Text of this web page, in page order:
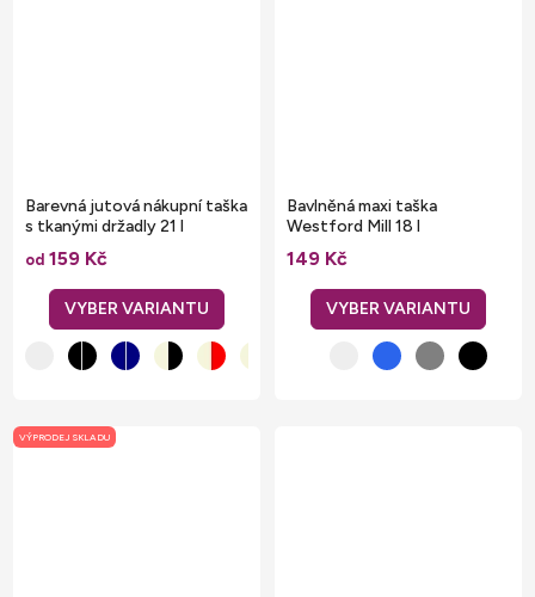
Barevná jutová nákupní taška
s tkanými držadly 21 l
od 159 Kč
Bavlněná maxi taška
Westford Mill 18 l
149 Kč
VÝPRODEJ SKLADU